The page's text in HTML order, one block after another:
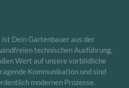
Dein Gartenbauer aus der
technischen Ausführung,
Wert auf unsere vorbildliche
Kommunikation und sind
modernen Prozesse.